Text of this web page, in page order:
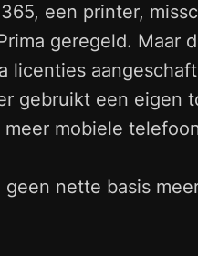
een printer,
geregeld. Maar
licenties
gebruikt een eigen
mobiele
geen nette basis